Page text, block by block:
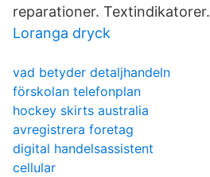
reparationer. Textindikatorer.
Loranga dryck
vad betyder detaljhandeln
förskolan telefonplan
hockey skirts australia
avregistrera foretag
digital handelsassistent
cellular